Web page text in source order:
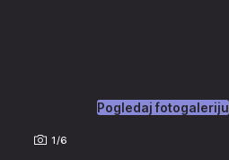
1/6
Pogledaj fotogaleriju